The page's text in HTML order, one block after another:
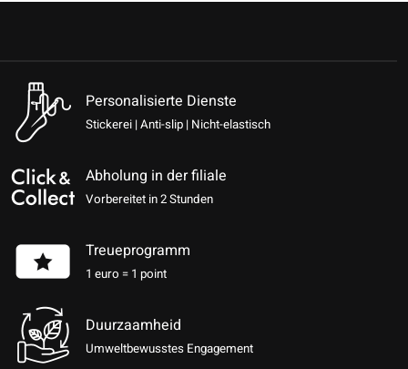
Personalisierte Dienste
Stickerei | Anti-slip | Nicht-elastisch
Abholung in der filiale
Vorbereitet in 2 Stunden
Treueprogramm
1 euro = 1 point
Duurzaamheid
Umweltbewusstes Engagement